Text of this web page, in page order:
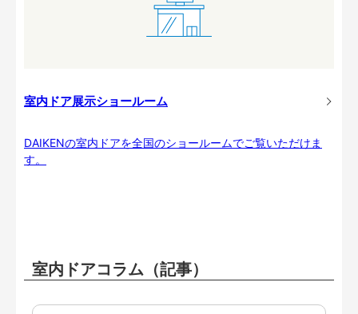
室内ドア展示ショールーム
DAIKENの室内ドアを全国のショールームでご覧いただけま
す。
室内ドアコラム（記事）